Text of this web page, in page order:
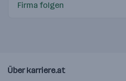
Firma folgen
Über karriere.at